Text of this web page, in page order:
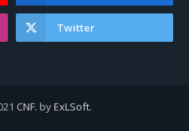
Twitter
CNF. byExLSoft.